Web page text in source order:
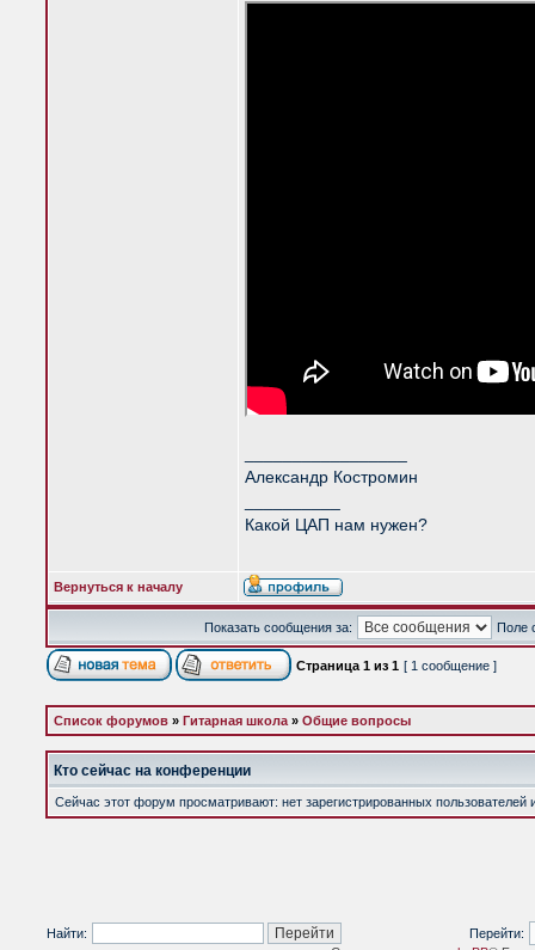
Александр Костромин
Какой ЦАП нам нужен?
Вернуться к началу
Показать сообщения за: Поле
Страница 1 из 1 [ 1 сообщение ]
Список форумов » Гитарная школа » Общие вопросы
Кто сейчас на конференции
Сейчас этот форум просматривают: нет зарегистрированных пользователей
Найти:
Перейти: